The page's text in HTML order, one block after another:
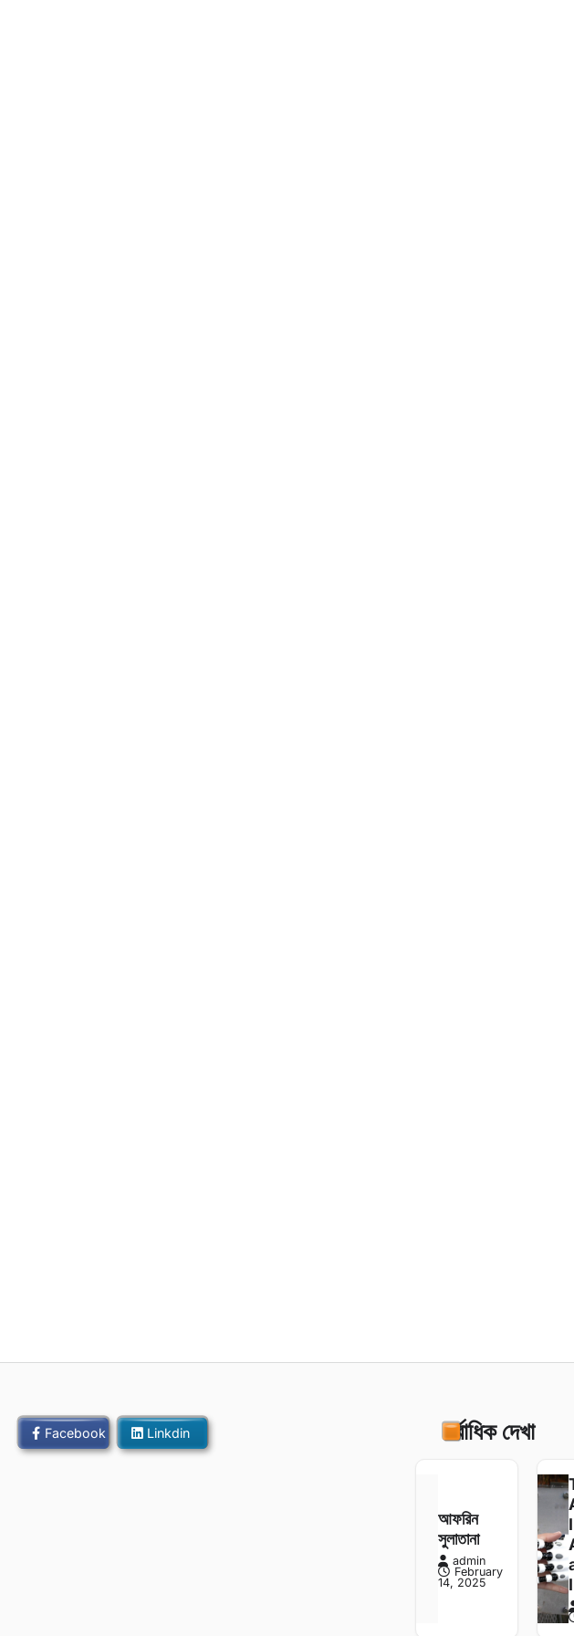
Facebook Linkdin সর্বাধিক দেখা
আফরিন
সুলাতানা
admin
February
14, 2025